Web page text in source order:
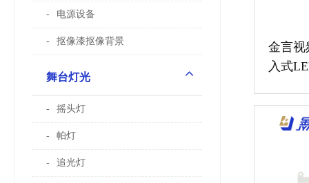
电源设备
抠像漆抠像背景
舞台灯光
摇头灯
帕灯
追光灯
金言视
入式